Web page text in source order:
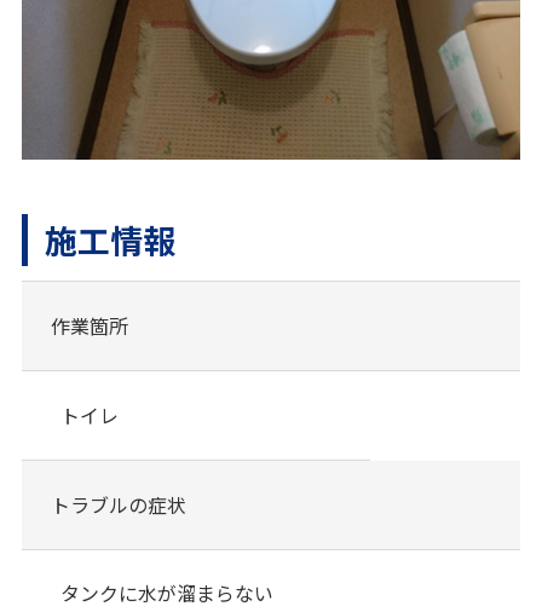
施工情報
作業箇所
トイレ
トラブルの症状
タンクに水が溜まらない